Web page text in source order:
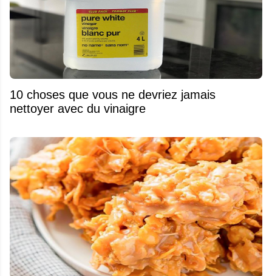
10 choses que vous ne devriez jamais
nettoyer avec du vinaigre